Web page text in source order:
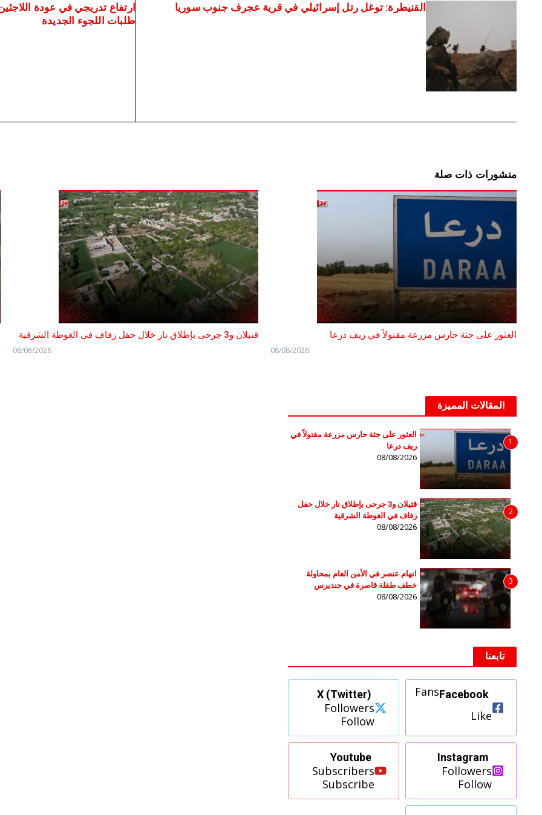
القنيطرة: توغل رتل إسرائيلي في قرية عجرف جنوب سوريا
ارتفاع تدريجي في عودة
طلبات اللجوء الجديدة
منشورات ذات صلة
العثور على جثة حارس مزرعة مقتولاً في ريف درعا
08/08/2026
قتيلان و3 جرحى بإطلاق نار خلال حفل زفاف في الغوطة الشرقية
08/08/2026
المقالات المميزة
1
العثور على جثة حارس مزرعة مقتولاً في
ريف درعا
08/08/2026
2
قتيلان و3 جرحى بإطلاق نار خلال حفل
زفاف في الغوطة الشرقية
08/08/2026
3
اتهام عنصر في الأمن العام بمحاولة
خطف طفلة قاصرة في جنديرس
08/08/2026
تابعنا
Facebook
Fans
Like
X (Twitter)
Followers
Follow
Instagram
Followers
Follow
Youtube
Subscribers
Subscribe